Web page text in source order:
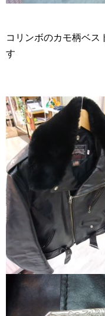
コリンボのカモ柄ベス
す